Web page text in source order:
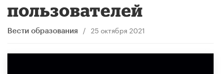
пользователей
Вести образования / 25 октября 2021